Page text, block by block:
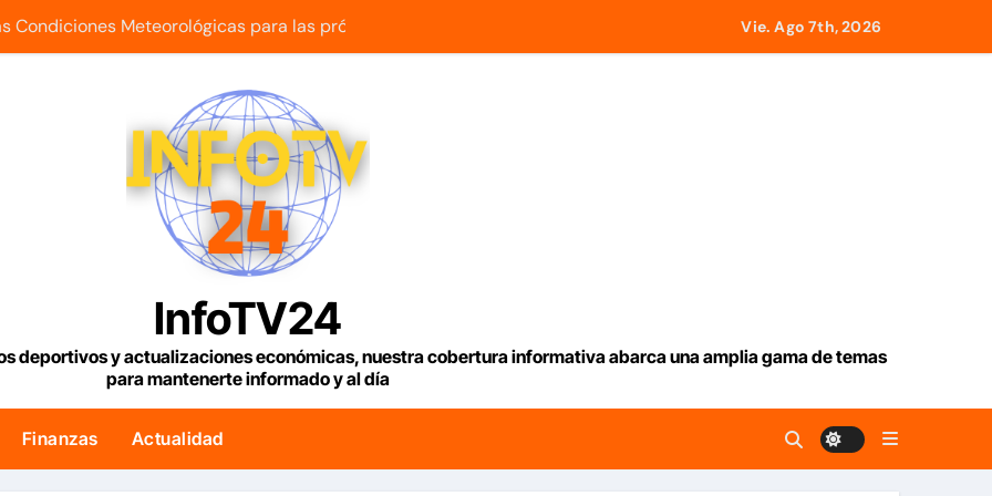
Condiciones Meteorológicas para las próximas 24 horas, de este viernes 7 de agosto 2026
seremos jueces de las palabras, seremos testigos de los resultados’
créditos a más de 1.000 comercios para apoyar a los emprendedores afectados por los terremotos
para 2028 puede aumentar su producción en Venezuela y extraer alrededor de 420.000 barriles diarios
Afiuni pidió cerrar su caso por grave enfermedad
dos temblores que ocurrieron en Barquisimeto
vuelva a recibir los Juegos Centroamericanos y del Caribe tras mas de 70 años
Vie. Ago 7th, 2026
InfoTV24
deportivos y actualizaciones económicas, nuestra cobertura informativa abarca una amplia gama de temas
para mantenerte informado y al día
Finanzas Actualidad